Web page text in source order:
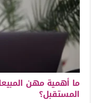
ما أهمية مهن
المستقبل؟